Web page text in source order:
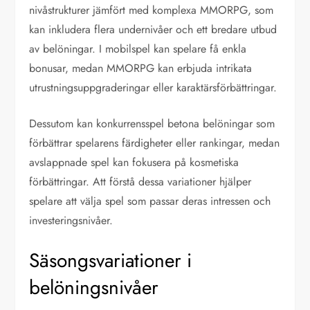
nivåstrukturer jämfört med komplexa MMORPG, som
kan inkludera flera undernivåer och ett bredare utbud
av belöningar. I mobilspel kan spelare få enkla
bonusar, medan MMORPG kan erbjuda intrikata
utrustningsuppgraderingar eller karaktärsförbättringar.
Dessutom kan konkurrensspel betona belöningar som
förbättrar spelarens färdigheter eller rankingar, medan
avslappnade spel kan fokusera på kosmetiska
förbättringar. Att förstå dessa variationer hjälper
spelare att välja spel som passar deras intressen och
investeringsnivåer.
Säsongsvariationer i
belöningsnivåer